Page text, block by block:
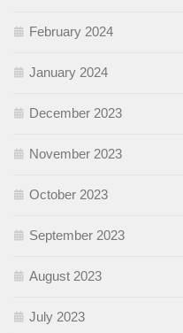
February 2024
January 2024
December 2023
November 2023
October 2023
September 2023
August 2023
July 2023